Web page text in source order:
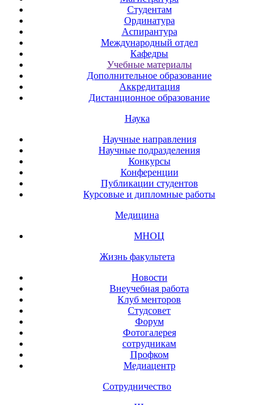
Студентам
Ординатура
Аспирантура
Международный отдел
Кафедры
Учебные материалы
Дополнительное образование
Аккредитация
Дистанционное образование
Наука
Научные направления
Научные подразделения
Конкурсы
Конференции
Публикации студентов
Курсовые и дипломные работы
Медицина
МНОЦ
Жизнь факультета
Новости
Внеучебная работа
Клуб менторов
Студсовет
Форум
Фотогалерея
сотрудникам
Профком
Медиацентр
Сотрудничество